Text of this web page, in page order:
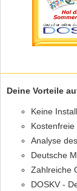
Deine Vorteile
Keine
Analyse
Deutsche
Zahlreiche
DOSKV -